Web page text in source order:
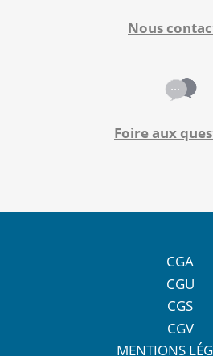
Nous
Foire aux
CGA
CGU
CGS
CGV
MENTIONS